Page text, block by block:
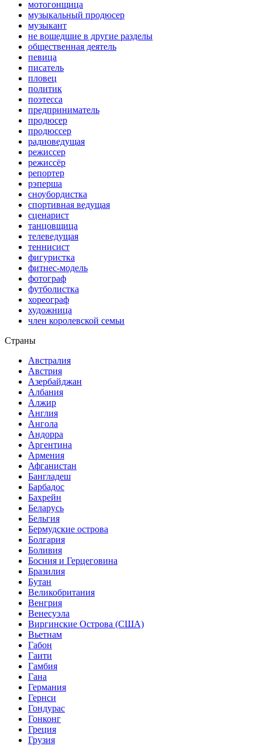
мотогонщица
музыкальный продюсер
музыкант
не вошедшие в другие разделы
общественная деятель
певица
писатель
пловец
политик
поэтесса
предприниматель
продюсер
продюссер
радиоведущая
режиссер
режиссёр
репортер
рэперша
сноубордистка
спортивная ведущая
сценарист
танцовщица
телеведущая
теннисист
фигуристка
фитнес-модель
фотограф
футболистка
хореограф
художница
член королевской семьи
Страны
Австралия
Австрия
Азербайджан
Албания
Алжир
Англия
Ангола
Андорра
Аргентина
Армения
Афганистан
Бангладеш
Барбадос
Бахрейн
Беларусь
Бельгия
Бермудские острова
Болгария
Боливия
Босния и Герцеговина
Бразилия
Бутан
Великобритания
Венгрия
Венесуэла
Виргинские Острова (США)
Вьетнам
Габон
Гаити
Гамбия
Гана
Германия
Гернси
Гондурас
Гонконг
Греция
Грузия